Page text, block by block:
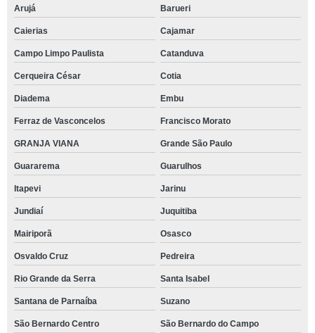
Arujá Barueri
Caierias Cajamar
Campo Limpo Paulista Catanduva
Cerqueira César Cotia
Diadema Embu
Ferraz de Vasconcelos Francisco Morato
GRANJA VIANA Grande São Paulo
Guararema Guarulhos
Itapevi Jarinu
Jundiaí Juquitiba
Mairiporã Osasco
Osvaldo Cruz Pedreira
Rio Grande da Serra Santa Isabel
Santana de Parnaíba Suzano
São Bernardo Centro São Bernardo do Campo